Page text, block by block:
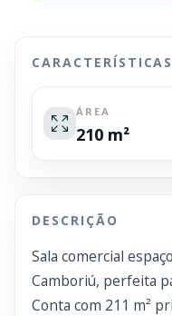
CARACTERÍSTICAS
ÁREA
210 m²
DESCRIÇÃO
Sala comercial
Camboriú, perfeita
Conta com 211 m²